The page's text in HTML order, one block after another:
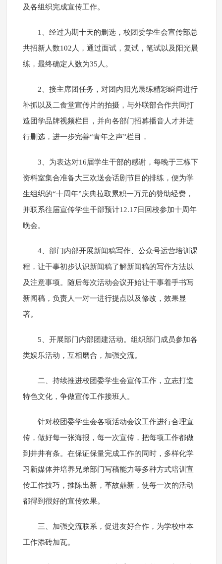
及各组织完成宣传工作。
1、经过为期十天的删选，校团委学生会宣传部总
共招新人数102人，通过面试，复试，笔试以及阳光晨
练，最终确定人数为35人。
2、接主席团任务，对团内阳光晨练精彩瞬间进行
补抓以及二食堂宣传片的拍摄，与外联部合作共同打
造团学品牌视频栏目，并向各部门招募播音人才并进
行删选，进一步完善“青年之声”栏目，
3、为表达对16届学生干部的感谢，每晚于三栋下
资料室集合准备大三欢送会话剧节目的排练，便为学
生组织的“十周年”庆典拉取累积一万元的赞助经费，
并联系往届宣传学生干部预计12.17日回校参加十周年
晚会。
4、部门内部开展新闻稿写作、公众号运营培训课
程，让干事初步认识新闻稿了解新闻稿的写作方法以
及注意事项。随后每次活动会议开始让干事着手书写
新闻稿，负责人一对一进行提点以及修改，效果显
著。
5、开展部门内部团建活动。组织部门成员参加各
类娱乐活动，互相磨合，加强交流。
二、持续推进校团委学生会宣传工作，立志打造
特色文化，争做宣传工作接班人。
针对校团委学生会各项活动会议工作进行合理宣
传，做好每一张海报，每一次宣传，把每项工作都做
到井井有条。在保证保量完成工作的同时，多样化学
习新媒体并培养兄弟部门写稿能力等多种方式培训宣
传工作技巧，推陈出新，革故鼎新，使每一次的活动
都得到很好的宣传效果。
三、加强交流联系，促进友好合作，为学校申本
工作添砖加瓦。